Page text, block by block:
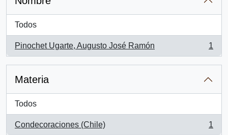
Todos
Pinochet Ugarte, Augusto José Ramón
, 1 resultados
1
Materia
Todos
Condecoraciones (Chile)
, 1 resultados
1